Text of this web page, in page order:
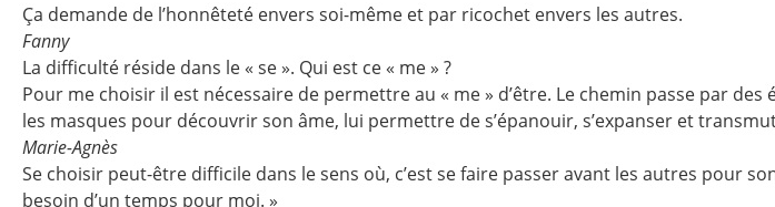
Ça demande de l’honnêteté envers soi-même et par ricochet envers les autres.
Fanny
La difficulté réside dans le « se ». Qui est ce « me » ?
Pour me choisir il est nécessaire de permettre au « me » d’être. Le chemin passe par
les masques pour découvrir son âme, lui permettre de s’épanouir, s’expanser et
Marie-Agnès
Se choisir peut-être difficile dans le sens où, c’est se faire passer avant les autres pour
besoin d’un temps pour moi. »